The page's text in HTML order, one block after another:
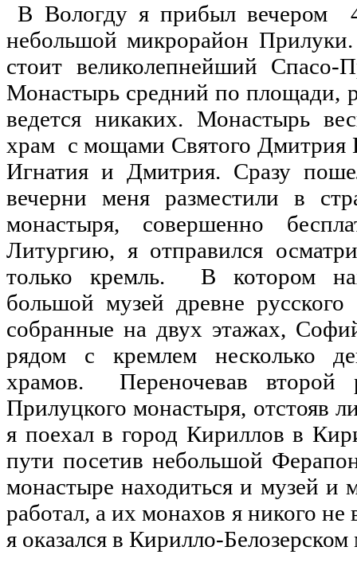
В Вологду я прибыл вечером
небольшой микрорайон
стоит великолепнейший
Монастырь средний по площади,
ведется никаких. Монастырь
храм с мощами Святого Дмитрия
Игнатия и Дмитрия. Сразу
вечерни меня разместили в
монастыря, совершенно
Литургию, я отправился
только кремль. В котором
большой музей древне
собранные на двух этажах,
рядом с кремлем несколько
храмов. Переночевав второй
Прилуцкого монастыря, отстояв
я поехал в город Кириллов в
пути посетив небольшой
монастыре находиться и музей и
работал, а их монахов я никого не
я оказался в Кирилло-